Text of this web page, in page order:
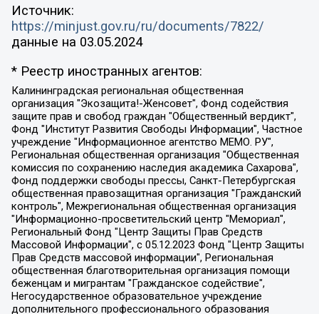
Источник:
https://minjust.gov.ru/ru/documents/7822/
данные на 03.05.2024
* Реестр иностранных агентов:
Калининградская региональная общественная организация "Экозащита!-Женсовет", Фонд содействия защите прав и свобод граждан "Общественный вердикт", Фонд "Институт Развития Свободы Информации", Частное учреждение "Информационное агентство МЕМО. РУ", Региональная общественная организация "Общественная комиссия по сохранению наследия академика Сахарова", Фонд поддержки свободы прессы, Санкт-Петербургская общественная правозащитная организация "Гражданский контроль", Межрегиональная общественная организация "Информационно-просветительский центр "Мемориал", Региональный Фонд "Центр Защиты Прав Средств Массовой Информации", с 05.12.2023 Фонд "Центр Защиты Прав Средств массовой информации", Региональная общественная благотворительная организация помощи беженцам и мигрантам "Гражданское содействие", Негосударственное образовательное учреждение дополнительного профессионального образования (повышение квалификации) специалистов "АКАДЕМИЯ ПО ПРАВАМ ЧЕЛОВЕКА", Свердловская региональная общественная организация "Сутяжник", Автономная некоммерческая организация "Центр независимых социологических исследований", Союз общественных объединений "Российский исследовательский центр по правам человека", Региональное общественное учреждение научно-информационный центр "МЕМОРИАЛ", Некоммерческая организация "Фонд защиты гласности", Автономная некоммерческая организация "Институт прав человека", Городская общественная организация "Екатеринбургское общество "МЕМОРИАЛ", Городская общественная организация "Рязанское историко-просветительское и правозащитное общество "Мемориал" (Рязанский Мемориал), Челябинский региональный орган общественной самодеятельности – женское общественное объединение "Женщины Евразии", Челябинский региональный орган общественной самодеятельности "Уральская правозащитная группа", Фонд содействия защите здоровья и социальной справедливости имени Андрея Рылькова, Автономная Некоммерческая Организация "Аналитический Центр Юрия Левады", Автономная некоммерческая организация социальной поддержки населения "Проект Апрель", Региональная общественная организация помощи женщинам и детям, находящимся в кризисной ситуации "Информационно-методический центр "Анна", Фонд содействия развитию массовых коммуникаций и правовому просвещению "Так-так-Так", Фонд содействия устойчивому развитию "Серебряная тайга", Свердловский региональный общественный фонд социальных проектов "Новое время", "Idel.Реалии", Кавказ.Реалии, Крым.Реалии, Телеканал Настоящее Время, Татаро-башкирская служба Радио Свобода (Azatliq Radiosi), Радио Свободная Европа/Радио Свобода (PCE/PC), "Сибирь.Реалии", "Фактограф", Благотворительный фонд помощи осужденным и их семьям, Автономная некоммерческая организация "Институт глобализации и социальных движений", Фонд "В защиту прав заключенных", Частное учреждение "Центр поддержки и содействия развитию средств массовой информации", Пензенский региональный общественный благотворительный фонд "Гражданский союз", "Север.Реалии", Некоммерческая организация Фонд "Правовая инициатива", Общество с ограниченной ответственностью "Радио Свободная Европа/Радио Свобода", Чешское информационное агентство "MEDIUM-ORIENT", Красноярская региональная общественная организация "Мы против СПИДа", Камалягин Денис Николаевич, Маркелов Сергей Евгеньевич, Пономарев Лев Александрович, Савицкая Людмила Алексеевна, Автономная некоммерческая организация "Центр по работе с проблемой насилия "НАСИЛИЮ.НЕТ", Межрегиональный профессиональный союз работников здравоохранения "Альянс врачей", Юридическое лицо, зарегистрированное в Латвийской Республике, SIA "Medusa Project" (регистрационный номер 40103797863, дата регистрации 10.06.2014), Некоммерческая организация "Фонд по борьбе с коррупцией", Автономная некоммерческая организация "Институт права и публичной политики", Баданин Роман Сергеевич, Гликин Максим Александрович, Железнова Мария Михайловна, Лукьянова Юлия Сергеевна, Маетная Елизавета Витальевна, Маняхин Петр Борисович, Чуракова Ольга Владимировна, Ярош Юлия Петровна, Юридическое лицо "The Insider SIA", зарегистрированное в Риге, Латвийская Республика (дата регистрации 26.06.2015), являющееся администратором доменного имени интернет-издания "The Insider SIA", https://theins.ru, Постернак Алексей Евгеньевич, Рубин Михаил Аркадьевич, Анин Роман Александрович, Юридическое лицо Istories fonds, зарегистрированное в Латвийской Республике (регистрационный номер 50008295751, дата регистрации 24.02.2020), Великовский Дмитрий Александрович, Долинина Ирина Николаевна, Мароховская Алеся Алексеевна, Шлейнов Роман Юрьевич, Шмагун Олеся Валентиновна, Общество с ограниченной ответственностью "Альтаир 2021", Общество с ограниченной ответственностью "Вега 2021", Общество с ограниченной ответственностью "Главный редактор 2021", Общество с ограниченной ответственностью "Ромашки монолит", Важенков Артем Валерьевич, Ивановская областная общественная организация "Центр гендерных исследований", Гурман Юрий Альбертович, Медиапроект "ОВД-Инфо", Егоров Владимир Владимирович, Жилинский Владимир Александрович, Общество с ограниченной ответственностью "ЗП", Иванова София Юрьевна, Карезина Инна Павловна, Кильтау Екатерина Викторовна, Петров Алексей Викторович, Пискунов Сергей Евгеньевич, Смирнов Сергей Сергеевич, Тихонов Михаил Сергеевич, Общество с ограниченной ответственностью "ЖУРНАЛИСТ-ИНОСТРАННЫЙ АГЕНТ", Арапова Галина Юрьевна, Вольтская Татьяна Анатольевна, Американская компания "Mason G.E.S. Anonymous Foundation" (США), являющаяся владельцем интернет-издания https://mnews.world/, Компания "Stichting Bellingcat", зарегистрированная в Нидерландах (дата регистрации 11.07.2018), Захаров Андрей Вячеславович, Клепиковская Екатерина Дмитриевна, Общество с ограниченной ответственностью "МЕМО", Перл Роман Александрович, Симонов Евгений Алексеевич, Соловьева Елена Анатольевна, Сотников Даниил Владимирович, Сурначева Елизавета Дмитриевна, Автономная некоммерческая организация по защите прав человека и информированию населения "Якутия – Наше Мнение", Общество с ограниченной ответственностью "Москоу диджитал медиа", с 26.01.2023 Общество с ограниченной ответственностью "Чайка Белые сады", Ветошкина Валерия Валерьевна, Заговора Максим Александрович, Межрегиональное общественное движение "Российская ЛГБТ - сеть", Оленичев Максим Владимирович, Павлов Иван Юрьевич, Скворцова Елена Сергеевна, Общество с ограниченной ответственностью "Как бы инагент", Кочетков Игорь Викторович, Общество с ограниченной ответственностью "Честные выборы", Еланчик Олег Александрович, Общество с ограниченной ответственностью "Нобелевский призыв", Гималова Регина Эмилевна, Григорьев Андрей Валерьевич, Григорьева Алина Александровна, Ассоциация по содействию защите прав призывников, альтернативнослужащих и военнослужащих "Правозащитная группа "Гражданин.Армия.Право", Хисамова Регина Фаритовна, Автономная некоммерческая организация по реализации социально-правовых программ "Лилит", Дальневосточное общественное движение "Маяк", Санкт-Петербургская ЛГБТ-инициативная группа "Выход", Инициативная группа ЛГБТ+ "Реверс", Алексеев Андрей Викторович, Бекбулатова Таисия Львовна, Беляев Иван Михайлович, Владыкина Елена Сергеевна, Гельман Марат Александрович, Никульшина Вероника Юрьевна, Толоконникова Надежда Андреевна, Шендерович Виктор Анатольевич, Общество с ограниченной ответственностью "Данное сообщение", Общество с ограниченной ответственностью Издательский дом "Новая глава", Айнбиндер Александра Александровна, Московский комьюнити-центр для ЛГБТ+инициатив, Благотворительный фонд развития филантропии, Deutsche Welle (Германия, Kurt-Schumacher-Strasse 3, 53113 Bonn), Борзунова Мария Михайловна, Воробьев Виктор Викторович, Голубева Анна Львовна, Константинова Алла Михайловна, Малкова Ирина Владимировна, Мурадов Мурад Абдулгалимович, Осетинская Елизавета Николаевна, Понасенков Евгений Николаевич, Ганапольский Матвей Юрьевич, Киселев Евгений Алексеевич, Борухович Ирина Григорьевна, Дремин Иван Тимофеевич, Дубровский Дмитрий Викторович, Красноярская региональная общественная организация поддержки и развития альтернативных образовательных технологий и межкультурных коммуникаций "ИНТЕРРА", Маяковская Екатерина Алексеевна, Фейгин Марк Захарович, Филимонов Андрей Викторович, Дзугкоева Регина Николаевна, Доброхотов Роман Александрович, Дудь Юрий Александрович, Елкин Сергей Владимирович, Кругликов Кирилл Игоревич, Сабунаева Мария Леонидовна, Семенов Алексей Владимирович, Шаинян Карен Багратович, Шульман Екатерина Михайловна, Асафьев Артур Валерьевич, Вахштайн Виктор Семенович, Венедиктов Алексей Алексеевич, Лушникова Екатерина Евгеньевна, Волков Леонид Михайлович, Невзоров Александр Глебович, Пархоменко Сергей Борисович, Сироткин Ярослав Николаевич, Кара-Мурза Владимир Владимирович, Баранова Наталья Владимировна, Гозман Леонид Яковлевич, Кагарлицкий Борис Юльевич, Климарев Михаил Валерьевич, Милов Владимир Станиславович, Автономная некоммерческая организация Краснодарский центр современного искусства "Типография", Моргенштерн Алишер Тагирович, Соболь Любовь Эдуардовна, Общество с ограниченной ответственностью "ЛИЗА НОРМ", Каспаров Гарри Кимович, Ходорковский Михаил Борисович, Общество с ограниченной ответственностью "Апрельские тезисы", Данилович Ирина Брониславовна, Кашин Олег Владимирович, Петров Николай Владимирович, Пивоваров Алексей Владимирович, Соколов Михаил Владимирович, Цветкова Юлия Владимировна, Чичваркин Евгений Александрович, Комитет против пыток/Команда против пыток, Общество с ограниченной ответственностью "Первый научный", Общество с ограниченной ответственностью "Вертолет и ко", Белоцерковская Вероника Борисовна, Кац Максим Евгеньевич, Лазарева Татьяна Юрьевна, Шаведдинов Руслан Табризович, Яшин Илья Валерьевич, Общество с ограниченной ответственностью "Иноагент ААВ", Алешковский Дмитрий Петрович, Альбац Евгения Марковна, Быков Дмитрий Львович, Галямина Юлия Евгеньевна, Лойко Сергей Леонидович, Мартынов Кирилл Константинович, Медведев Сергей Александрович, Крашенинников Федор Геннадиевич, Гордеева Катерина Вл